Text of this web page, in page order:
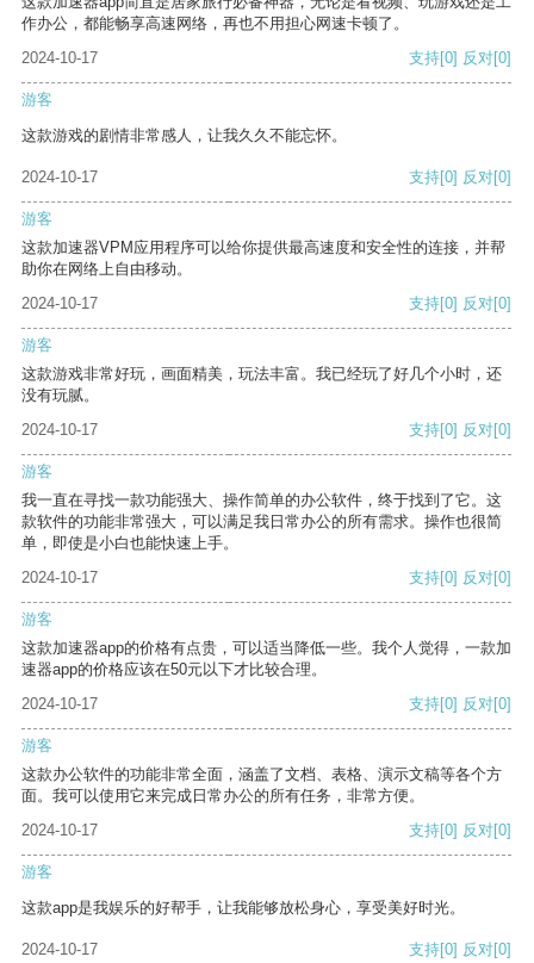
作办公，都能畅享高速网络，再也不用担心网速卡顿了。
2024-10-17
支持[0] 反对[0]
游客
这款游戏的剧情非常感人，让我久久不能忘怀。
2024-10-17 支持[0] 反对[0]
游客
这款加速器VPM应用程序可以给你提供最高速度和安全性的连接，并帮
助你在网络上自由移动。
2024-10-17
支持[0] 反对[0]
游客
这款游戏非常好玩，画面精美，玩法丰富。我已经玩了好几个小时，还
没有玩腻。
2024-10-17
支持[0] 反对[0]
游客
我一直在寻找一款功能强大、操作简单的办公软件，终于找到了它。这
款软件的功能非常强大，可以满足我日常办公的所有需求。操作也很简
单，即使是小白也能快速上手。
2024-10-17
支持[0] 反对[0]
游客
这款加速器app的价格有点贵，可以适当降低一些。我个人觉得，一款加
速器app的价格应该在50元以下才比较合理。
2024-10-17
支持[0] 反对[0]
游客
这款办公软件的功能非常全面，涵盖了文档、表格、演示文稿等各个方
面。我可以使用它来完成日常办公的所有任务，非常方便。
2024-10-17
支持[0] 反对[0]
游客
这款app是我娱乐的好帮手，让我能够放松身心，享受美好时光。
2024-10-17 支持[0] 反对[0]